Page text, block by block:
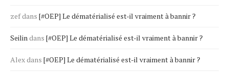
zefdans [#OEP] Le dématérialisé est-il vraiment à bannir ?
Seilindans [#OEP] Le dématérialisé est-il vraiment à bannir ?
Alexdans [#OEP] Le dématérialisé est-il vraiment à bannir ?